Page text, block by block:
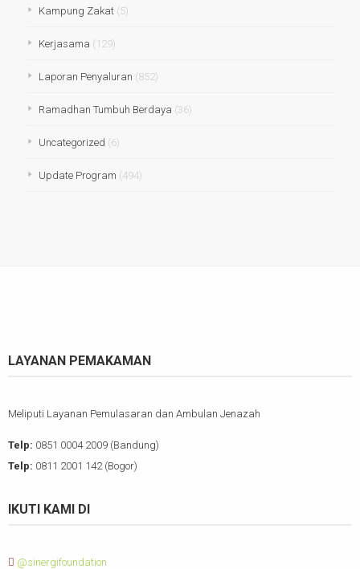
Kampung Zakat(5)
Kerjasama (129)
Laporan Penyaluran (852)
Ramadhan Tumbuh Berdaya (36)
Uncategorized (6)
Update Program (494)
LAYANAN PEMAKAMAN
Meliputi Layanan Pemulasaran dan Ambulan Jenazah
Telp: 0851 0004 2009 (Bandung)
Telp: 0811 2001 142 (Bogor)
IKUTI KAMI DI
@sinergifoundation